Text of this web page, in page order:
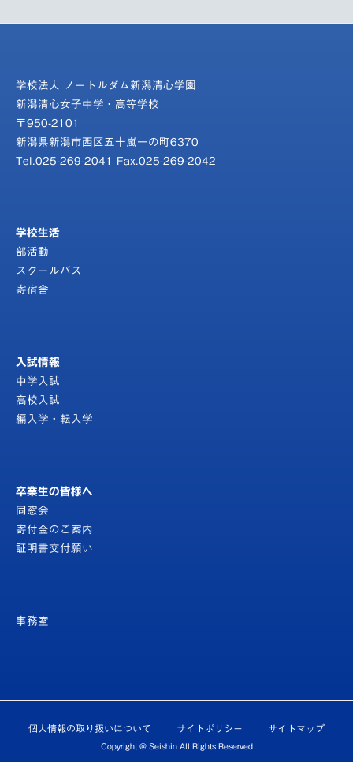
学校法人 ノートルダム新潟清心学園
新潟清心女子中学・高等学校
〒950-2101
新潟県新潟市西区五十嵐一の町6370
Tel.025-269-2041 Fax.025-269-2042
学校生活
部活動
スクールバス
寄宿舎
入試情報
中学入試
高校入試
編入学・転入学
卒業生の皆様へ
同窓会
寄付金のご案内
証明書交付願い
事務室
個人情報の取り扱いについて サイトポリシー サイトマップ
Copyright @ Seishin All Rights Reserved